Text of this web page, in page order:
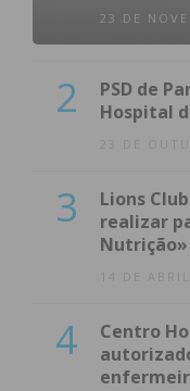
23 DE
2
PSD de
Hospital
23 DE
3
Lions
realizar
Nutrição»
14 DE
4
Centro